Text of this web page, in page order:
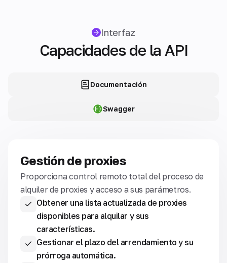
Interfaz
Capacidades de la API
Documentación
Swagger
Gestión de proxies
Proporciona control remoto total del proceso de
alquiler de proxies y acceso a sus parámetros.
Obtener una lista actualizada de proxies
disponibles para alquilar y sus
características.
Gestionar el plazo del arrendamiento y su
prórroga automática.